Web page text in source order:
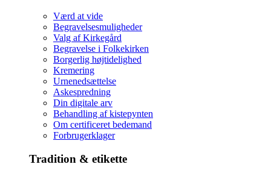
Værd at vide
Begravelsesmuligheder
Valg af Kirkegård
Begravelse i Folkekirken
Borgerlig højtidelighed
Kremering
Urnenedsættelse
Askespredning
Din digitale arv
Behandling af kistepynten
Om certificeret bedemand
Forbrugerklager
Tradition & etikette